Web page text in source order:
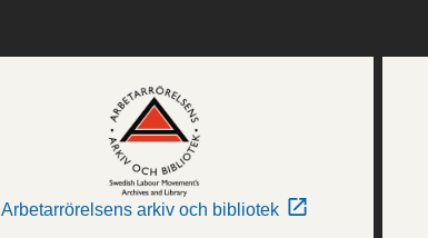
Arbetarrörelsens arkiv och bibliotek